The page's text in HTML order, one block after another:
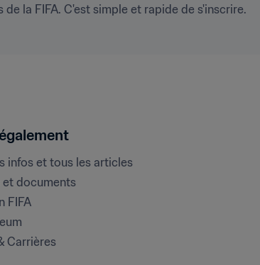
la FIFA. C'est simple et rapide de s'inscrire.
infos et tous les articles
et documents
FIFA
Carrières